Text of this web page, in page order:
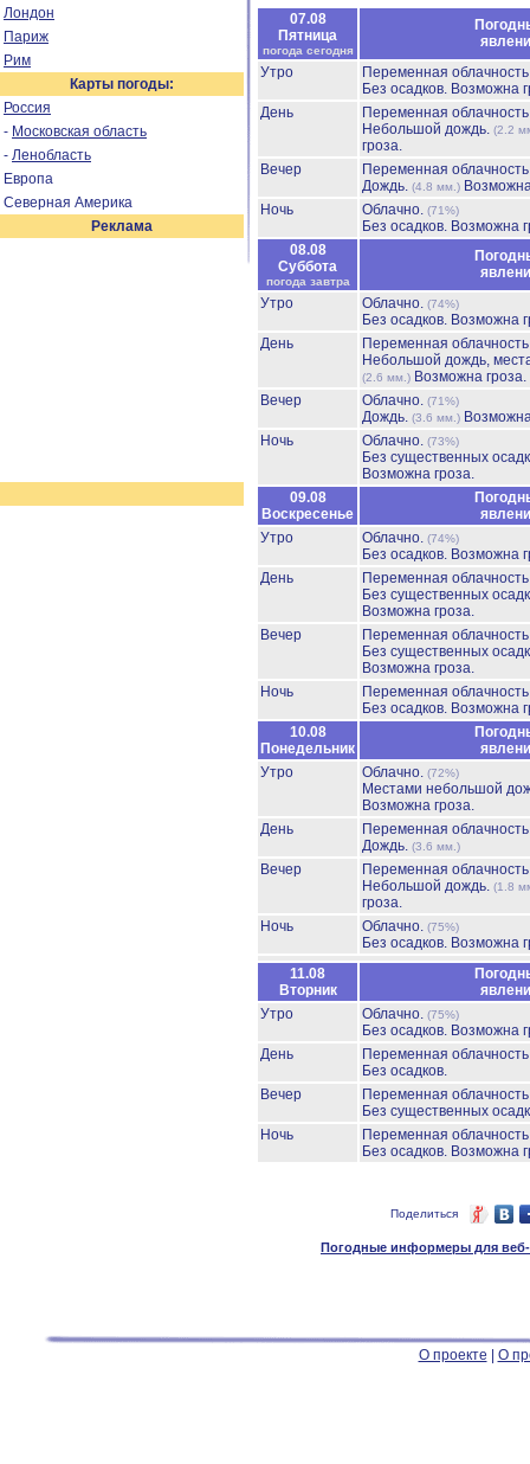
Лондон
Париж
Рим
Карты погоды:
Россия
- Московская область
- Ленобласть
Европа
Северная Америка
Реклама
07.08
Пятница
погода сегодня
Утро
Переменная
Без осадков. Возможна
День
Переменная
Небольшой дождь. (2.2
гроза.
Вечер
Переменная
Дождь. (4.8 мм.)
Ночь
Облачно. (71%)
Без осадков. Возможна
08.08
Суббота
погода завтра
Утро
Облачно. (74%)
Без осадков. Возможна
День
Переменная
Небольшой дождь,
(2.6 мм.) Возможна гроза.
Вечер
Облачно. (71%)
Дождь. (3.6 мм.)
Ночь
Облачно. (73%)
Без существенных
Возможна гроза.
09.08
Воскресенье
Утро
Облачно. (74%)
Без осадков. Возможна
День
Переменная
Без существенных
Возможна гроза.
Вечер
Переменная
Без существенных
Возможна гроза.
Ночь
Переменная
Без осадков. Возможна
10.08
Понедельник
Утро
Облачно. (72%)
Местами небольшой
Возможна гроза.
День
Переменная
Дождь. (3.6 мм.)
Вечер
Переменная
Небольшой дождь. (1.8
гроза.
Ночь
Облачно. (75%)
Без осадков. Возможна
11.08
Вторник
Утро
Облачно. (75%)
Без осадков. Возможна
День
Переменная
Без осадков.
Вечер
Переменная
Без существенных
Ночь
Переменная
Без осадков. Возможна
Поделиться
Погодные информеры для веб-
О проекте О